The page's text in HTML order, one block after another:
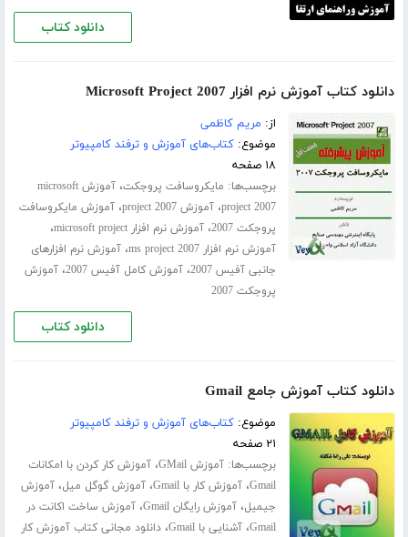
دانلود کتاب
دانلود کتاب آموزش نرم افزار Microsoft Project 2007
از: مریم کاظمی
موضوع:کتاب‌های آموزش و ترفند کامپیوتر
۱۸ صفحه
برچسب‌ها: مایکروسافت پروجکت،
آموزش microsoft
project 2007،آموزش project 2007 ،آموزش مایکروسافت
پروجکت 2007
،آموزش نرم افزار microsoft project ،
آموزش نرم افزار ms project 2007 ،آموزش نرم افزارهای
جانبی آفیس 2007
،آموزش کامل آفیس 2007 ،آموزش
پروجکت 2007
دانلود کتاب
دانلود کتاب آموزش جامع Gmail
موضوع:کتاب‌های آموزش و ترفند کامپیوتر
۲۱ صفحه
برچسب‌ها:آموزش GMail ،آموزش کار کردن با امکانات
Gmail،آموزش کار با Gmail ،آموزش گوگل میل،آموزش
جیمیل،آموزش رایگان Gmail ،آموزش ساخت اکانت در
Gmail،آشنایی با Gmail ،دانلود مجانی کتاب آموزش کار